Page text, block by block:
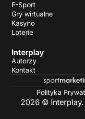
E-Sport
Gry wirtualne
Kasyno
Loterie
Interplay
Autorzy
Kontakt
Polityka
2026 ©